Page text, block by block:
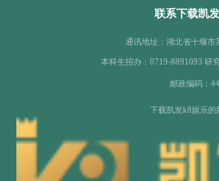
联系下载凯
通讯地址：湖北省十堰市
本科生招办：0719-8891093 研
邮政编码：
下载凯发k8娱乐的